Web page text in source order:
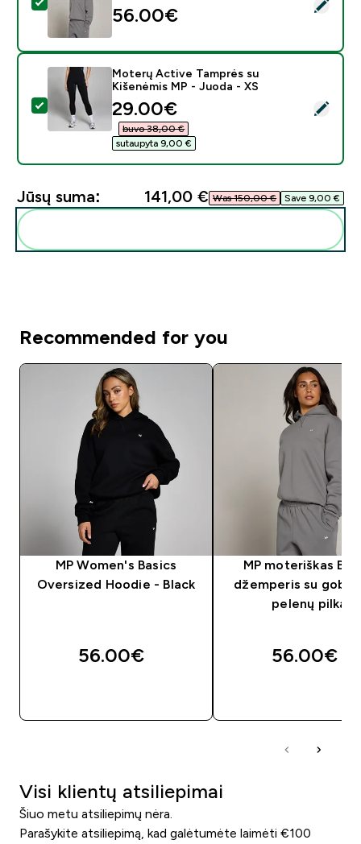
Pasirinkti šį produktą - MP moteriškas Basics
56.00€‎
Pasirinkti šį produktą - Moterų Active Tamprės su
Moterų Active Tamprės su
Kišenėmis MP - Juoda - XS
discounted price
29.00€‎
buvo 38,00 €‎
sutaupyta 9,00 €‎
Jūsų suma: 141,00 €‎ Was 150,00 €‎ Save 9,00 €‎
Recommended for you
MP Women's Basics
Oversized Hoodie - Black
56.00€‎
MP moteriškas
džemperis su
pelenų pilka
56.00€‎
Visi klientų atsiliepimai
Šiuo metu atsiliepimų nėra.
Parašykite atsiliepimą, kad galėtumėte laimėti €100